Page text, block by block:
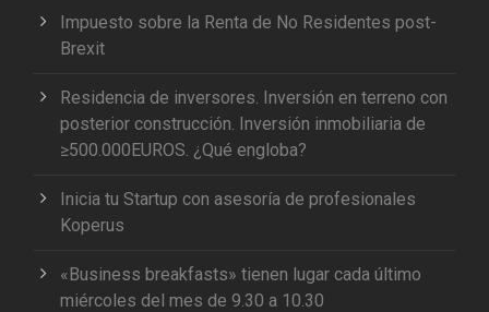
Impuesto sobre la Renta de No Residentes post-
Brexit
Residencia de inversores. Inversión en terreno con
posterior construcción. Inversión inmobiliaria de
≥500.000EUROS. ¿Qué engloba?
Inicia tu Startup con asesoría de profesionales
Koperus
«Business breakfasts» tienen lugar cada último
miércoles del mes de 9.30 a 10.30